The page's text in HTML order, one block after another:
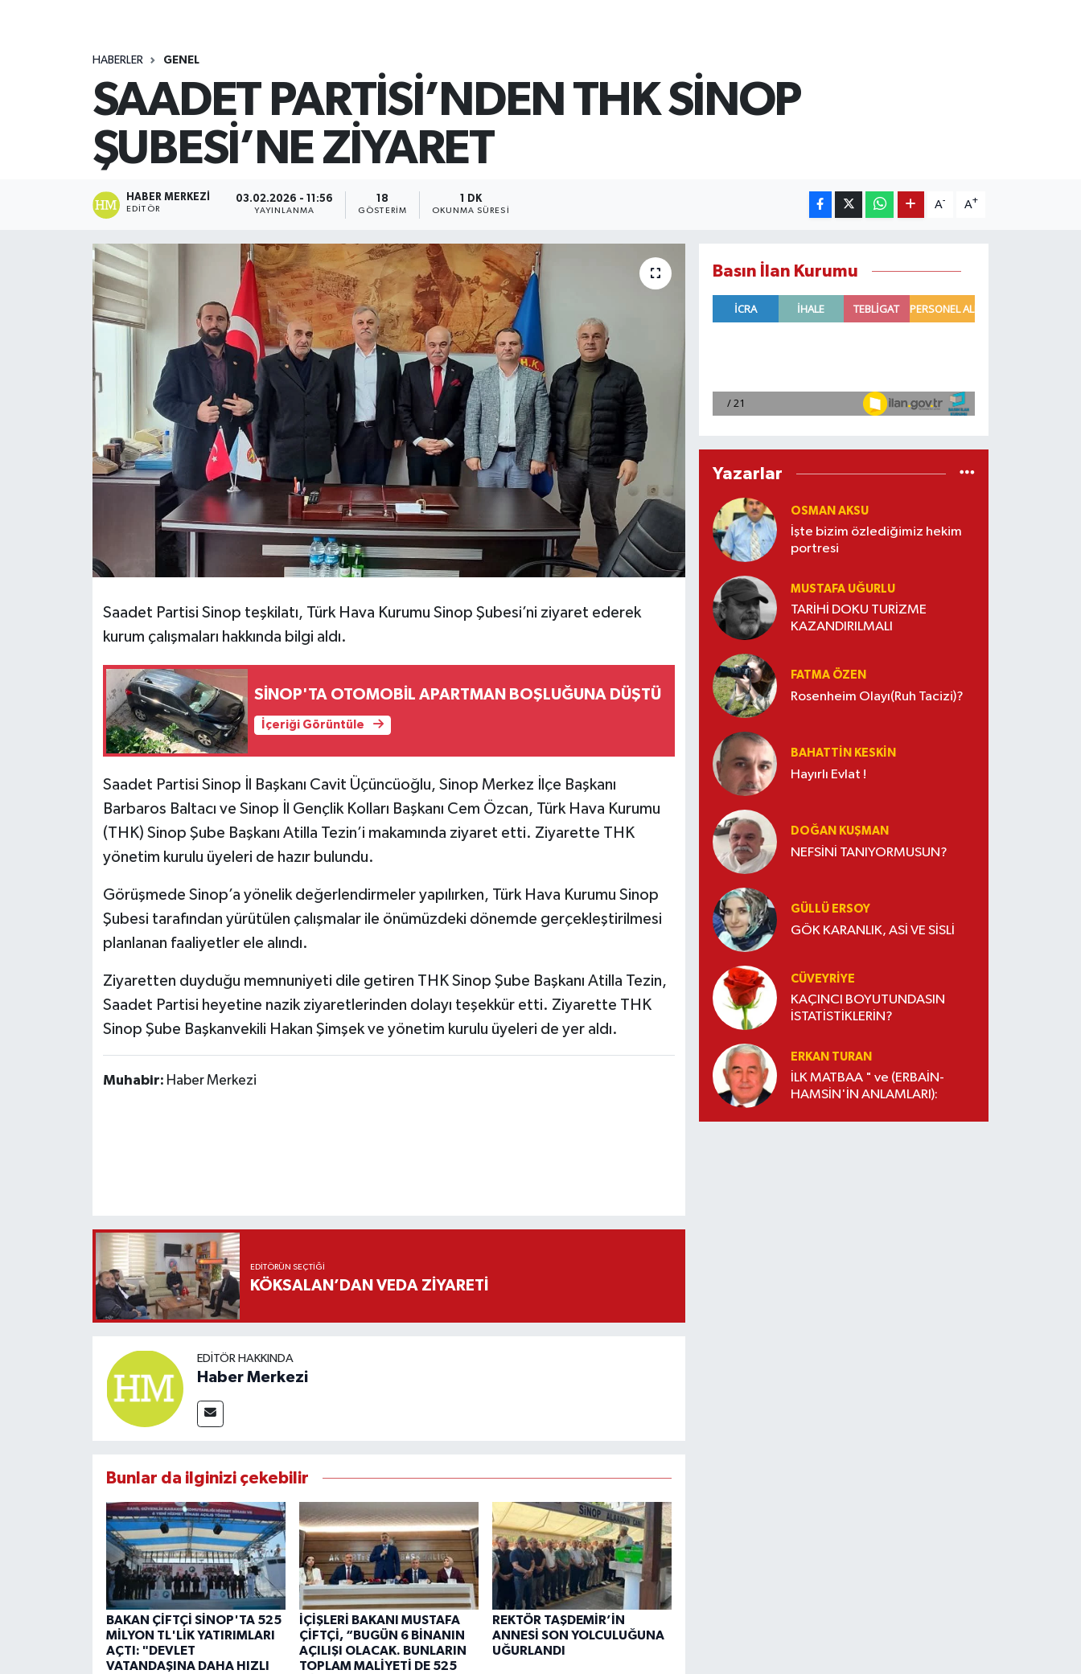
HABERLER GENEL
SAADET PARTİSİ’NDEN THK SİNOP
ŞUBESİ’NE ZİYARET
HABER MERKEZI
EDITÖR
03.02.2026 - 11:56
YAYINLANMA
18
GÖSTERIM
1 DK
OKUNMA SÜRESI
A- A+
Saadet Partisi Sinop teşkilatı, Türk Hava Kurumu Sinop Şubesi’ni ziyaret ederek
kurum çalışmaları hakkında bilgi aldı.
SİNOP'TA OTOMOBİL APARTMAN BOŞLUĞUNA DÜŞTÜ
İçeriği Görüntüle
Saadet Partisi Sinop İl Başkanı Cavit Üçüncüoğlu, Sinop Merkez İlçe Başkanı
Barbaros Baltacı ve Sinop İl Gençlik Kolları Başkanı Cem Özcan, Türk Hava Kurumu
(THK) Sinop Şube Başkanı Atilla Tezin’i makamında ziyaret etti. Ziyarette THK
yönetim kurulu üyeleri de hazır bulundu.
Görüşmede Sinop’a yönelik değerlendirmeler yapılırken, Türk Hava Kurumu Sinop
Şubesi tarafından yürütülen çalışmalar ile önümüzdeki dönemde gerçekleştirilmesi
planlanan faaliyetler ele alındı.
Ziyaretten duyduğu memnuniyeti dile getiren THK Sinop Şube Başkanı Atilla Tezin,
Saadet Partisi heyetine nazik ziyaretlerinden dolayı teşekkür etti. Ziyarette THK
Sinop Şube Başkanvekili Hakan Şimşek ve yönetim kurulu üyeleri de yer aldı.
Muhabir: Haber Merkezi
EDITÖRÜN SEÇTIĞI
KÖKSALAN’DAN VEDA ZİYARETİ
EDITÖR HAKKINDA
Haber Merkezi
Bunlar da ilginizi çekebilir
BAKAN ÇİFTÇİ SİNOP'TA 525
MİLYON TL'LİK YATIRIMLARI
AÇTI: "DEVLET
VATANDAŞINA DAHA HIZLI
İÇİŞLERİ BAKANI MUSTAFA
ÇİFTÇİ, “BUGÜN 6 BİNANIN
AÇILIŞI OLACAK. BUNLARIN
TOPLAM MALİYETİ DE 525
REKTÖR TAŞDEMİR’İN
ANNESİ SON YOLCULUĞUNA
UĞURLANDI
Basın İlan Kurumu
Yazarlar
OSMAN AKSU
İşte bizim özlediğimiz hekim
portresi
MUSTAFA UĞURLU
TARİHİ DOKU TURİZME
KAZANDIRILMALI
FATMA ÖZEN
Rosenheim Olayı(Ruh Tacizi)?
BAHATTIN KESKİN
Hayırlı Evlat !
DOĞAN KUŞMAN
NEFSİNİ TANIYORMUSUN?
GÜLLÜ ERSOY
GÖK KARANLIK, ASİ VE SİSLİ
CÜVEYRIYE
KAÇINCI BOYUTUNDASIN
İSTATİSTİKLERİN?
ERKAN TURAN
İLK MATBAA " ve (ERBAİN-
HAMSİN'İN ANLAMLARI):